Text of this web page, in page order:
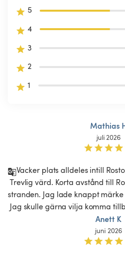
5
4
3
2
1
Mathias
juli 2026
Vacker plats alldeles intill
stranden. Jag lade knappt
Jag skulle gärna vilja komma
Anett K
juni 2026